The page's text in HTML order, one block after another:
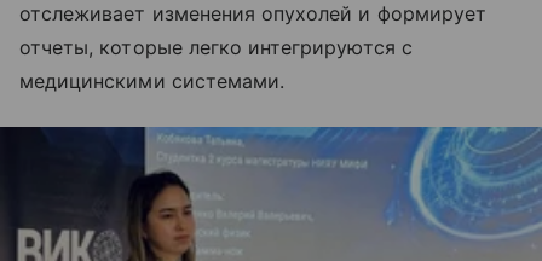
отслеживает изменения опухолей и формирует
отчеты, которые легко интегрируются с
медицинскими системами.